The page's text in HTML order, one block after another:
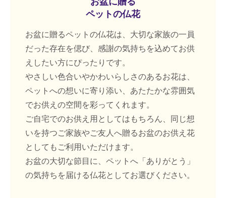
ペットの仏花
お盆に贈るペットの仏花は、大切な家族の一員
だった存在を偲び、感謝の気持ちを込めてお供
えしたい方にぴったりです。
やさしい色合いやかわいらしさのあるお花は、
ペットへの想いに寄り添い、あたたかな雰囲気
でお供えの空間を彩ってくれます。
ご自宅でのお供え用としてはもちろん、同じ想
いを持つご家族やご友人へ贈るお盆のお供え花
としてもご利用いただけます。
お盆の大切な節目に、ペットへ「ありがとう」
の気持ちを届ける仏花としてお選びください。